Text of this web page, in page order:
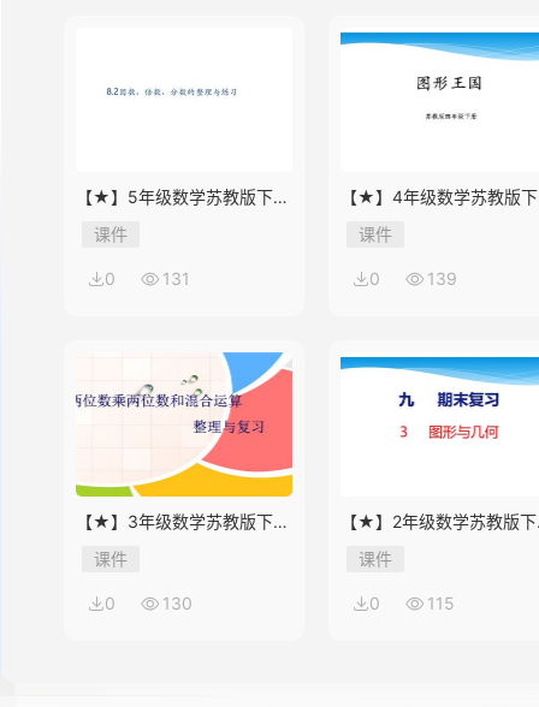
【★】5年级数学苏教版下册
课件第8单元《单元复习》
课件
0 131
【★】4年级数学苏教版
课件第9单元《单元复习》
课件
0 139
【★】3年级数学苏教版下册
课件第10单元《单元复习》
课件
0 130
【★】2年级数学苏教版
课件第9单元《期末复习》
课件
0 115